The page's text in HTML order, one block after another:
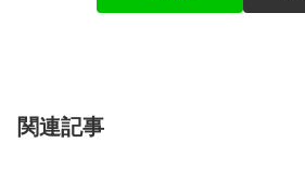
関連記事